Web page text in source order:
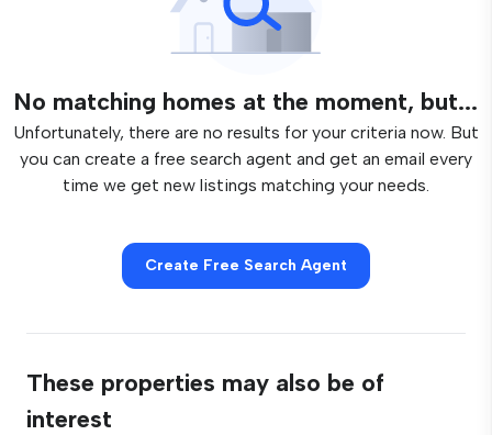
No matching homes at the moment, but...
Unfortunately, there are no results for your criteria now. But
you can create a free search agent and get an email every
time we get new listings matching your needs.
Create Free Search Agent
These properties may also be of
interest